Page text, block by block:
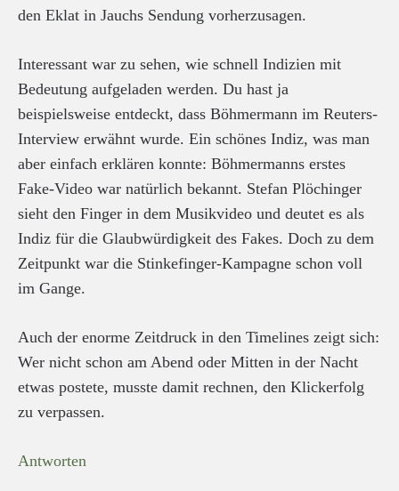
den Eklat in Jauchs Sendung vorherzusagen.
Interessant war zu sehen, wie schnell Indizien mit
Bedeutung aufgeladen werden. Du hast ja
beispielsweise entdeckt, dass Böhmermann im Reuters-
Interview erwähnt wurde. Ein schönes Indiz, was man
aber einfach erklären konnte: Böhmermanns erstes
Fake-Video war natürlich bekannt. Stefan Plöchinger
sieht den Finger in dem Musikvideo und deutet es als
Indiz für die Glaubwürdigkeit des Fakes. Doch zu dem
Zeitpunkt war die Stinkefinger-Kampagne schon voll
im Gange.
Auch der enorme Zeitdruck in den Timelines zeigt sich:
Wer nicht schon am Abend oder Mitten in der Nacht
etwas postete, musste damit rechnen, den Klickerfolg
zu verpassen.
Antworten